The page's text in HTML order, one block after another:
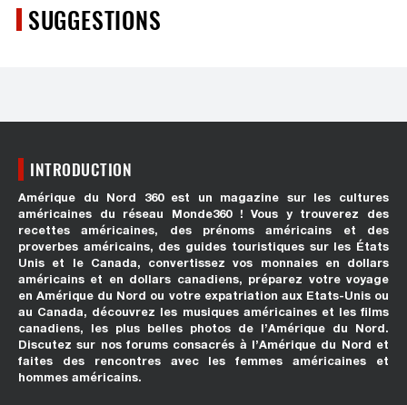
SUGGESTIONS
INTRODUCTION
Amérique du Nord 360 est un magazine sur les cultures
américaines du réseau Monde360 ! Vous y trouverez des
recettes américaines, des prénoms américains et des
proverbes américains, des guides touristiques sur les États
Unis et le Canada, convertissez vos monnaies en dollars
américains et en dollars canadiens, préparez votre voyage
en Amérique du Nord ou votre expatriation aux Etats-Unis ou
au Canada, découvrez les musiques américaines et les films
canadiens, les plus belles photos de l’Amérique du Nord.
Discutez sur nos forums consacrés à l’Amérique du Nord et
faites des rencontres avec les femmes américaines et
hommes américains.